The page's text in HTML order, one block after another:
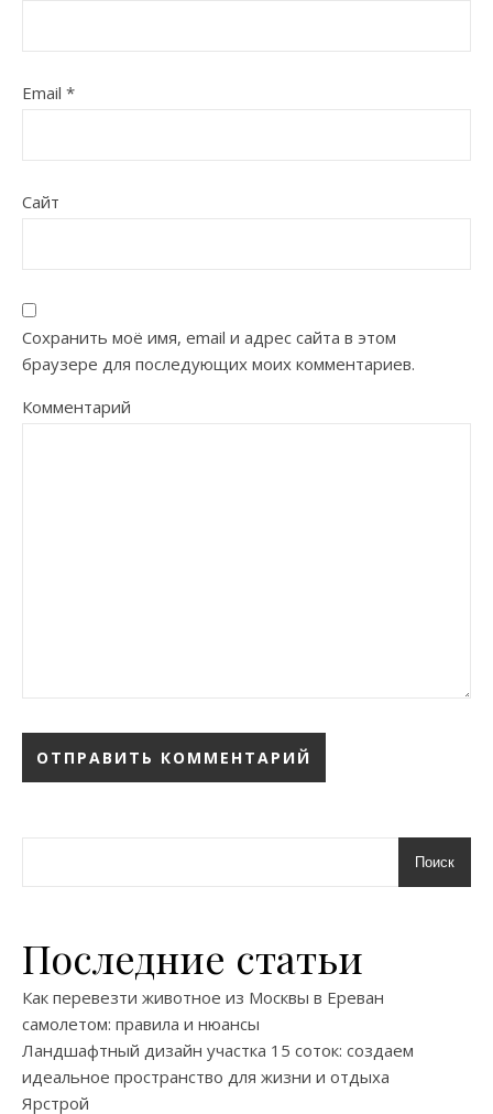
Email *
Сайт
Сохранить моё имя, email и адрес сайта в этом
браузере для последующих моих комментариев.
Комментарий
Поиск
Последние статьи
Как перевезти животное из Москвы в Ереван
самолетом: правила и нюансы
Ландшафтный дизайн участка 15 соток: создаем
идеальное пространство для жизни и отдыха
Ярстрой